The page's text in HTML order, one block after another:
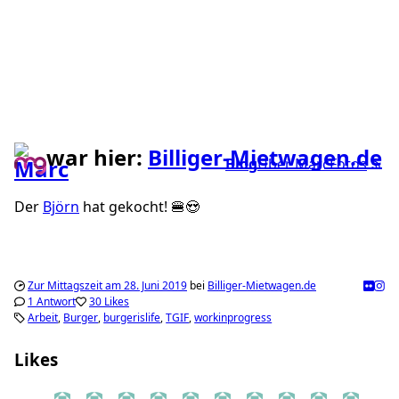
BlogÜber MarcFotos
war hier: Billiger-Mietwagen.de
Der Björn hat gekocht! 🍔😍
Zur Mittagszeit am 28. Juni 2019 bei Billiger-Mietwagen.de
1 Antwort
30 Likes
Arbeit Burger burgerislife TGIF workinprogress
Likes